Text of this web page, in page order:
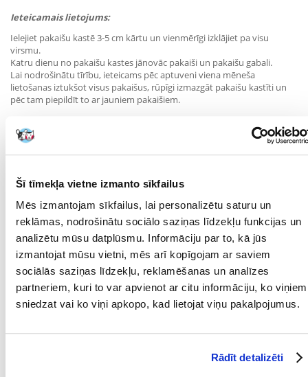
Šī tīmekļa vietne izmanto sīkfailus
Mēs izmantojam sīkfailus, lai personalizētu saturu un
reklāmas, nodrošinātu sociālo saziņas līdzekļu funkcijas un
analizētu mūsu datplūsmu. Informāciju par to, kā jūs
izmantojat mūsu vietni, mēs arī kopīgojam ar saviem
sociālās saziņas līdzekļu, reklamēšanas un analīzes
partneriem, kuri to var apvienot ar citu informāciju, ko viņiem
sniedzat vai ko viņi apkopo, kad lietojat viņu pakalpojumus.
Rādīt detalizēti
Ieteicamais lietojums:
Ielejiet pakaišu kastē 3-5 cm kārtu un vienmērīgi izklājiet pa visu
virsmu.
Katru dienu no pakaišu kastes jānovāc pakaiši un pakaišu gabali.
Lai nodrošinātu tīrību, ieteicams pēc aptuveni viena mēneša
lietošanas iztukšot visus pakaišus, rūpīgi izmazgāt pakaišu kastīti un
pēc tam piepildīt to ar jauniem pakaišiem.
IEPAKOJUMA SVARS
8
IESPĒJA NOLAIST
TUALETI:
Nē
SUGA: Bentonīta
TILPUMS (ML): 10000
BENEK
Kādi ir produktu vērtēšanas noteikumi?
Tikai reģistrēti FERA24.LV klienti, kuri ir iegādājušies produktu,
vidējais no visiem vērtējumiem. Pēc atsauksmju apstrādes mēs